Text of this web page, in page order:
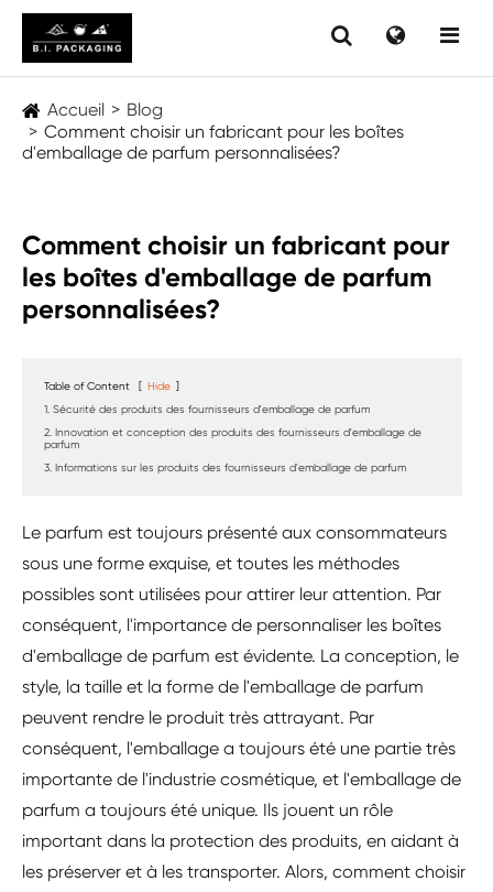
Accueil
Blog
Comment choisir un fabricant pour les boîtes
d'emballage de parfum personnalisées?
Comment choisir un fabricant pour
les boîtes d'emballage de parfum
personnalisées?
Table of Content [ Hide ]
1. Sécurité des produits des fournisseurs d'emballage de parfum
2. Innovation et conception des produits des fournisseurs d'emballage de
parfum
3. Informations sur les produits des fournisseurs d'emballage de parfum
Le parfum est toujours présenté aux consommateurs
sous une forme exquise, et toutes les méthodes
possibles sont utilisées pour attirer leur attention. Par
conséquent, l'importance de personnaliser les boîtes
d'emballage de parfum est évidente. La conception, le
style, la taille et la forme de l'emballage de parfum
peuvent rendre le produit très attrayant. Par
conséquent, l'emballage a toujours été une partie très
importante de l'industrie cosmétique, et l'emballage de
parfum a toujours été unique. Ils jouent un rôle
important dans la protection des produits, en aidant à
les préserver et à les transporter. Alors, comment choisir